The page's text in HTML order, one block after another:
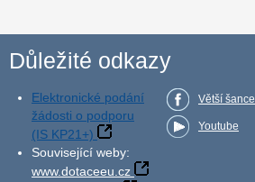
Důležité odkazy
Elektronické podání
žádosti o podporu
(IS KP21+)
Související weby:
www.dotaceeu.cz
Větší šance
Youtube